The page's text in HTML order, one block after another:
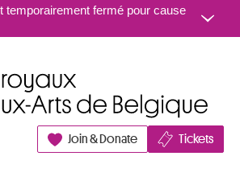
Aller au contenu
temporairement fermé pour cause
Join & Donate Tickets